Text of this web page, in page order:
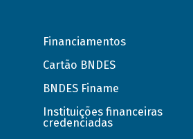
Financiamentos
Cartão BNDES
BNDES Finame
Instituições financeiras
credenciadas